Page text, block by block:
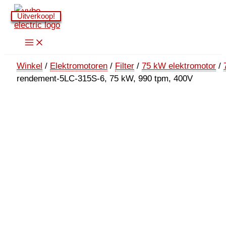
Ga
naar
Winkel / Elektromotoren / Filter / 75 kW elektromotor /
rendement-5LC-315S-6, 75 kW, 990 tpm, 400V
Uitverkoop!
Uitverkoop!
Uitverkoop!
Uitverkoop!